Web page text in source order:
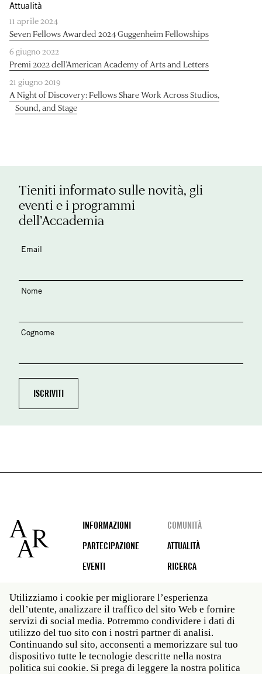
Attualità
11 aprile 2024
Seven Fellows Awarded 2024 Guggenheim Fellowships
6 giugno 2022
Premi 2022 dell’American Academy of Arts and Letters
21 giugno 2019
A Night of Discovery: Fellows Share Work Across Studios,
Sound, and Stage
Tieniti informato sulle novità, gli
eventi e i programmi
dell’Accademia
Email
Nome
Cognome
Footer
INFORMAZIONI
COMUNITÀ
PARTECIPAZIONE
ATTUALITÀ
EVENTI
RICERCA
Social
media
Roma: Via Angelo Masina 5 00153 Roma ITALIA · t 39
06 58461 · f 39 06 5810788
New York: 535 West 22nd Street Third Floor New York
Utilizziamo i cookie per migliorare l’esperienza
dell’utente, analizzare il traffico del sito Web e fornire
servizi di social media. Potremmo condividere i dati di
utilizzo del tuo sito con i nostri partner di analisi.
Continuando sul sito, acconsenti a memorizzare sul tuo
dispositivo tutte le tecnologie descritte nella nostra
politica sui cookie. Si prega di leggere la nostra politica